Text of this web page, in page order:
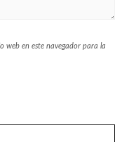
web en este navegador para la